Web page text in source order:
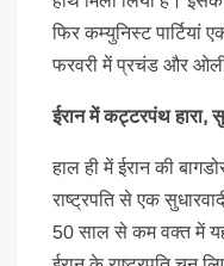
फिर कम्युनिस्ट
फरवरी में प्रचंड और ओली
ईरान में कट्टरपंथ हारा,
हाल ही में ईरान की
राष्ट्रपति से एक
50 साल से कम वक्त में